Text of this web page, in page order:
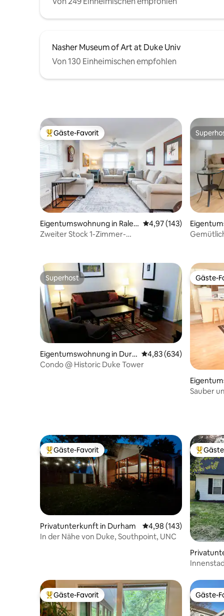
Nasher Museum of Art at Duke Univ
Von 130 Einheimischen empfohlen
Beliebter Gäste-Favorit.
Gäste-Favorit
Eigentumswohnung in Ralei
gh
Durchschnittliche
4,97 (143)
Zweiter Stock 1-Zimmer-
gh
Superhost
Superhost
Eigentumswohnung in Durh
am
Durchschnittliche
4,83 (634)
Condo @ Historic Duke Tower
Gäste-
Gäste-
el Hill
Sauber
Beliebter Gäste-Favorit.
Gäste-Favorit
Privatunterkunft in Durham Durchschnittliche
4,98 (143)
In der Nähe von Duke, Southpoint, UNC
Beliebter Gäste-Favorit.
Gäste-Favorit Gäste-
Gäste-